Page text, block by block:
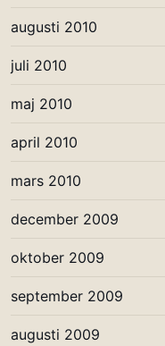
augusti 2010
juli 2010
maj 2010
april 2010
mars 2010
december 2009
oktober 2009
september 2009
augusti 2009